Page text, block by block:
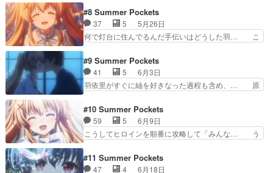
ちまったよ…10年後にまた… 冒頭いきなりリア
リティラインがぶっ飛んで… めっちゃ最終回みた
いな感じだったんだけど…
ちゃんがやはり物語のキーなのかな。最… 来たぞ
おおおおおおおおお！！！！！！ 女… 鴎ルート
終わって次は…うみちゃんルートと… ・久島鴎ル
ートから紬ヴェンダースルートへ… これは一から
が終わって、今回から新章突… 午後に臨時の休み
を取った。仕事の進捗には… これループなのか
な。たんにいろんなルート…
#8 Summer Pockets
37 5
5月26日
何で灯台に住んでるんだ手伝いはどうした羽… こ
終了と言うべきなのか彼女の想いや願い… 甘酸っ
ぱい恋愛してるねぇ2人とも恋に初々… まさか紬
なんたらさんもイマジナリーだった… 照れた紬か
わいい……。1枚絵が綺麗なんだ… ブログを更新
も笑う。ツムギィィヴェン… 駄菓子屋のおばあち
ゃん、子供さくま雪乃が… ベランダ作りもなんか
気づいたら終わってた…
#9 Summer Pockets
41 5
6月3日
羽依里がすぐに紬を好きなった過程も含め、… 原
うさん（加藤 ？神隠しにあった子の知… 灯台守
さんと駆け落ち！このままおっぱいル… 紬編は終
わってなかった！恐らく次回で全て… お、ちょっ
とミステリーというかホラー要素… ひと夏だけの
はかわいかったけど外してか… まぁ察しが良い人
#10 Summer Pockets
59 5
6月9日
こうしてヒロインを順番に攻略して「みんな… う
都合とはいえ日常パートカットしまくっ… 外れて
とても歯切れが悪いです…軽過ぎる気… うみが覗
#11 Summer Pockets
47 4
6月18日